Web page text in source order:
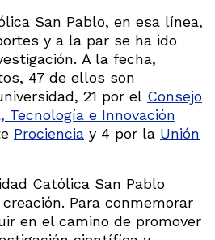
San Pablo, en esa línea,
y a la par se ha ido
A la fecha,
47 de ellos son
21 por el Consejo
Tecnología e Innovación
Prociencia y 4 por la Unión
Católica San Pablo
Para conmemorar
en el camino de promover